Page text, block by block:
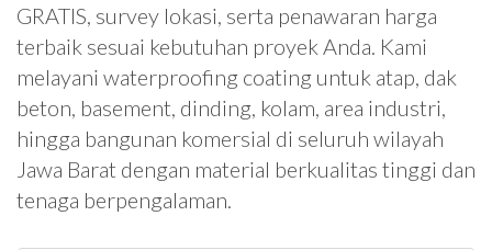
GRATIS, survey lokasi, serta penawaran harga
terbaik sesuai kebutuhan proyek Anda. Kami
melayani waterproofing coating untuk atap, dak
beton, basement, dinding, kolam, area industri,
hingga bangunan komersial di seluruh wilayah
Jawa Barat dengan material berkualitas tinggi dan
tenaga berpengalaman.